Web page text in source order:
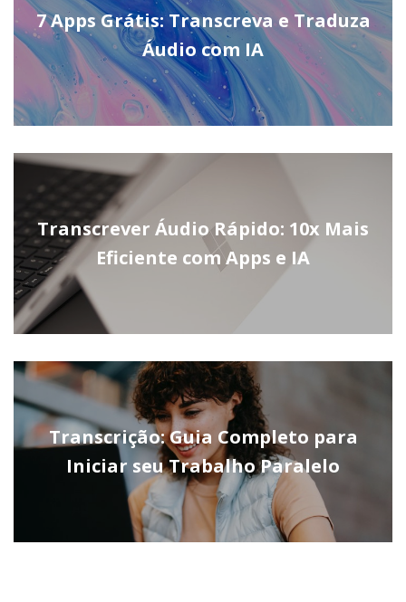
7 Apps Grátis: Transcreva e Traduza
Áudio com IA
Transcrever Áudio Rápido: 10x Mais
Eficiente com Apps e IA
Transcrição: Guia Completo para
Iniciar seu Trabalho Paralelo